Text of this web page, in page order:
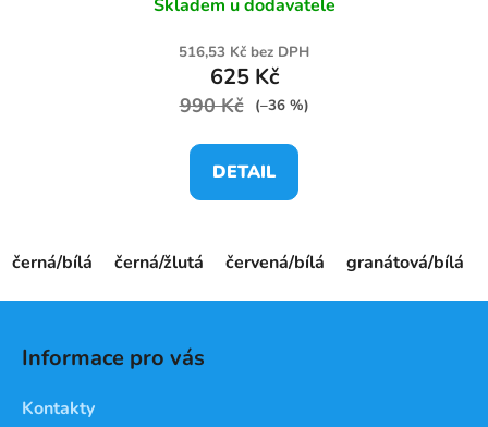
Skladem u dodavatele
516,53 Kč bez DPH
625 Kč
990 Kč (–36 %)
DETAIL
černá/bílá černá/žlutá červená/bílá granátová/bílá
Informace pro vás
Kontakty